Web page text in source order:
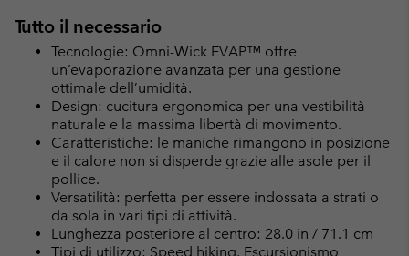
Tutto il necessario
Tecnologie: Omni-Wick EVAP™ offre
un’evaporazione avanzata per una gestione
ottimale dell’umidità.
Design: cucitura ergonomica per una vestibilità
naturale e la massima libertà di movimento.
Caratteristiche: le maniche rimangono in posizione
e il calore non si disperde grazie alle asole per il
pollice.
Versatilità: perfetta per essere indossata a strati o
da sola in vari tipi di attività.
Lunghezza posteriore al centro: 28.0 in / 71.1 cm
Tipi di utilizzo: Speed hiking, Escursionismo